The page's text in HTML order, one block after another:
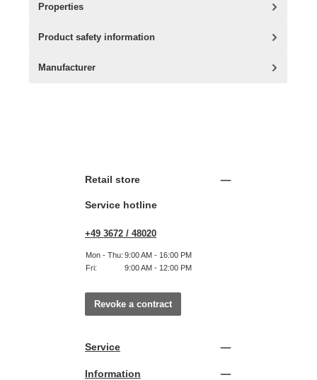
Properties
Product safety information
Manufacturer
Retail store
Service hotline
+49 3672 / 48020
Mon - Thu: 9:00 AM - 16:00 PM
Fri:
9:00 AM - 12:00 PM
Revoke a contract
Service
Information